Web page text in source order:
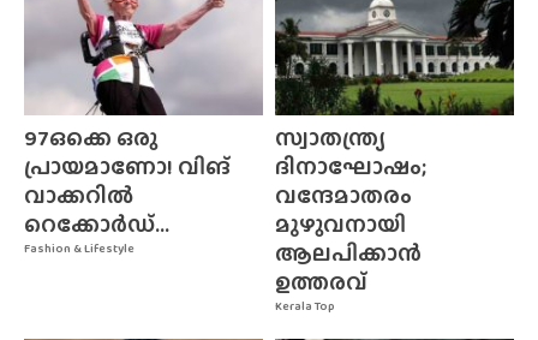
Fashion & Lifestyle
97ഒക്കെ ഒരു
പ്രായമാണോ! വിങ്
വാക്കറിൽ
റെക്കോർഡ്...
Kerala Top
സ്വാതന്ത്ര്യ
ദിനാഘോഷം;
വന്ദേമാതരം
മുഴുവനായി
ആലപിക്കാൻ
ഉത്തരവ്